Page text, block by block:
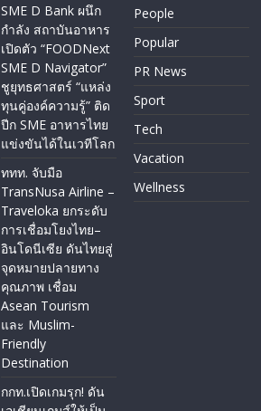
SME D Bank ผนึก
กำลัง สถาบันอาหาร
เปิดตัว “FOODNext
SME D Navigator”
ชูยุทธศาสตร์ “แหล่ง
ทุนคู่องค์ความรู้” ติด
ปีก SME อาหารไทย
แข่งขันได้ในเวทีโลก
ททท. จับมือ
TransNusa Airline –
Traveloka ยกระดับ
การเชื่อมโยงไทย–
อินโดนีเซีย ดันไทยสู่
จุดหมายปลายทาง
คุณภาพ เชื่อม
Asean Tourism
และ Muslim-
Friendly
Destination
กกท.เปิดเกมรุก! ดัน
People
Popular
PR News
Sport
Tech
Vacation
Wellness